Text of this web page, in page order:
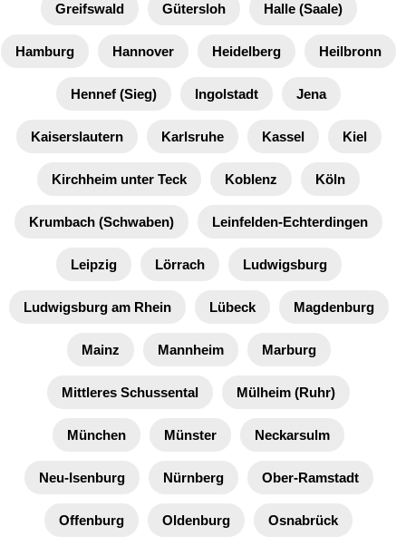
Greifswald Gütersloh Halle (Saale)
Hamburg Hannover Heidelberg Heilbronn
Hennef (Sieg) Ingolstadt Jena
Kaiserslautern Karlsruhe Kassel Kiel
Kirchheim unter Teck Koblenz Köln
Krumbach (Schwaben) Leinfelden-Echterdingen
Leipzig Lörrach Ludwigsburg
Ludwigsburg am Rhein Lübeck Magdenburg
Mainz Mannheim Marburg
Mittleres Schussental Mülheim (Ruhr)
München Münster Neckarsulm
Neu-Isenburg Nürnberg Ober-Ramstadt
Offenburg Oldenburg Osnabrück